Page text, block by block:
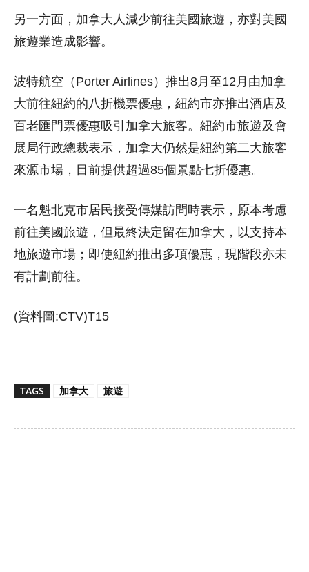
另一方面，加拿大人減少前往美國旅遊，亦對美國
旅遊業造成影響。
波特航空（Porter Airlines）推出8月至12月由加拿
大前往紐約的八折機票優惠，紐約市亦推出酒店及
百老匯門票優惠吸引加拿大旅客。紐約市旅遊及會
展局行政總裁表示，加拿大仍然是紐約第二大旅客
來源市場，目前提供超過85個景點七折優惠。
一名魁北克市居民接受傳媒訪問時表示，原本考慮
前往美國旅遊，但最終決定留在加拿大，以支持本
地旅遊市場；即使紐約推出多項優惠，現階段亦未
有計劃前往。
(資料圖:CTV)T15
TAGS 加拿大 旅遊